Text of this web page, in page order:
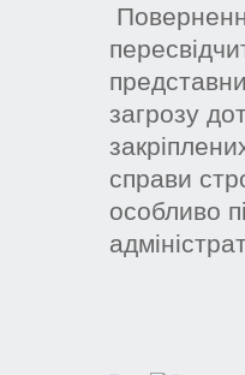
загрозу
справи
особливо